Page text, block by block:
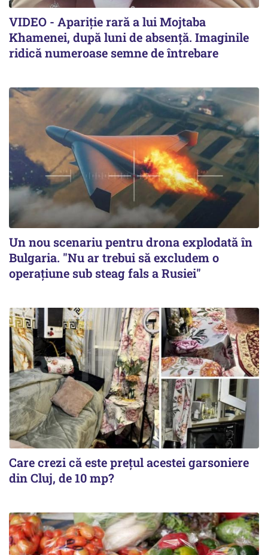
VIDEO - Apariție rară a lui Mojtaba
Khamenei, după luni de absență. Imaginile
ridică numeroase semne de întrebare
Un nou scenariu pentru drona explodată în
Bulgaria. "Nu ar trebui să excludem o
operațiune sub steag fals a Rusiei"
Care crezi că este prețul acestei garsoniere
din Cluj, de 10 mp?